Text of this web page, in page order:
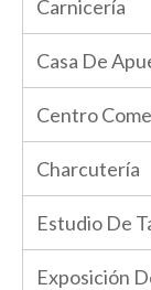
Carnicería
Casa De
Centro
Charcutería
Estudio De
Exposición